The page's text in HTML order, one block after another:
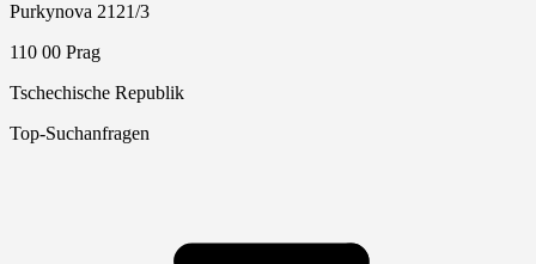
Purkynova 2121/3
110 00 Prag
Tschechische Republik
Top-Suchanfragen